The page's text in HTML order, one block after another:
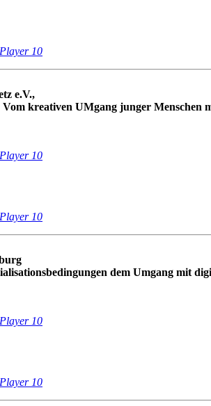
10
e.V.,
kreativen UMgang junger Menschen
10
10
dem Umgang mit
10
10